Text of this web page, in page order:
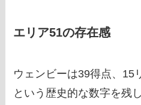
エリア51の存在感
ウェンビーは39得点、15
という歴史的な数字を残